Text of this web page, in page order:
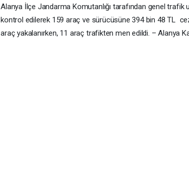
Alanya İlçe Jandarma Komutanlığı tarafından genel trafik
kontrol edilerek 159 araç ve sürücüsüne 394 bin 48 TL
araç yakalanırken, 11 araç trafikten men edildi. – Alanya